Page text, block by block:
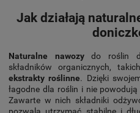
Jak działają
Naturalne nawozydo roślin
składników organicznych,
ekstrakty roślinne. Dzięki
łagodne dla roślin i nie
Zawarte w nich składniki